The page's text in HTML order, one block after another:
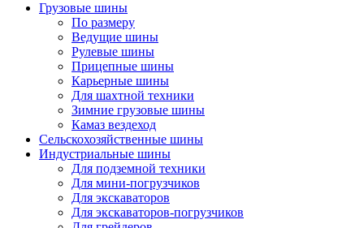
Грузовые шины
По размеру
Ведущие шины
Рулевые шины
Прицепные шины
Карьерные шины
Для шахтной техники
Зимние грузовые шины
Камаз вездеход
Сельскохозяйственные шины
Индустриальные шины
Для подземной техники
Для мини-погрузчиков
Для экскаваторов
Для экскаваторов-погрузчиков